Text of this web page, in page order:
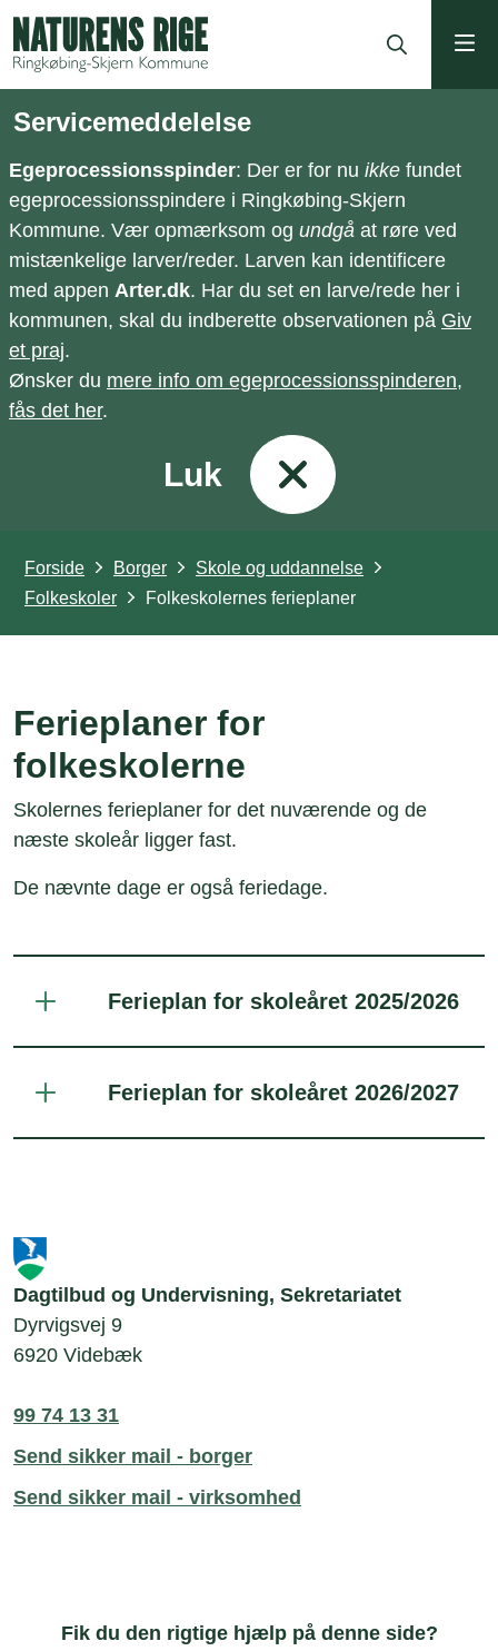
Servicemeddelelse
Egeprocessionsspinder: Der er for nu ikke fundet
egeprocessionsspindere i Ringkøbing-Skjern
Kommune. Vær opmærksom og undgå at røre ved
mistænkelige larver/reder. Larven kan identificere
med appen Arter.dk. Har du set en larve/rede her i
kommunen, skal du indberette observationen på Giv
et praj.
Ønsker du mere info om egeprocessionsspinderen,
fås det her.
Luk
Forside Borger
Skole og uddannelse
Folkeskoler
Folkeskolernes ferieplaner
Ferieplaner for
folkeskolerne
Skolernes ferieplaner for det nuværende og de
næste skoleår ligger fast.
De nævnte dage er også feriedage.
Ferieplan for skoleåret 2025/2026
Ferieplan for skoleåret 2026/2027
Dagtilbud og Undervisning, Sekretariatet
Dyrvigsvej 9
6920 Videbæk
99 74 13 31
Send sikker mail - borger
Send sikker mail - virksomhed
Fik du den rigtige hjælp på denne side?